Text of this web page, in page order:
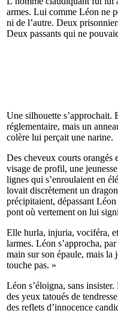
armes. Lui comme Léon ne
ni de l’autre. Deux
Deux passants qui ne
Une silhouette s’approchait.
réglementaire, mais un
colère lui perçait une narine.
Des cheveux courts orangés
visage de profil, une
lignes qui s’enroulaient en
lovait discrètement un
précipitaient, dépassant
pont où vertement on lui
Elle hurla, injuria, vociféra,
larmes. Léon s’approcha,
main sur son épaule, mais
touche pas. »
Léon s’éloigna, sans
des yeux tatoués de
des reflets d’innocence